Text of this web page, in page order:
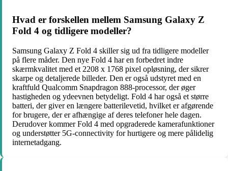
Hvad er forskellen mellem Samsung Galaxy Z
Fold 4 og tidligere modeller?
Samsung Galaxy Z Fold 4 skiller sig ud fra tidligere modeller
på flere måder. Den nye Fold 4 har en forbedret indre
skærmkvalitet med et 2208 x 1768 pixel opløsning, der sikrer
skarpe og detaljerede billeder. Den er også udstyret med en
kraftfuld Qualcomm Snapdragon 888-processor, der øger
hastigheden og ydeevnen betydeligt. Fold 4 har også et større
batteri, der giver en længere batterilevetid, hvilket er afgørende
for brugere, der er afhængige af deres telefoner hele dagen.
Derudover kommer Fold 4 med opgraderede kamerafunktioner
og understøtter 5G-connectivity for hurtigere og mere pålidelig
internetadgang.